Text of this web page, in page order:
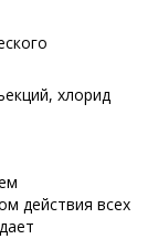
хлорид
действия всех